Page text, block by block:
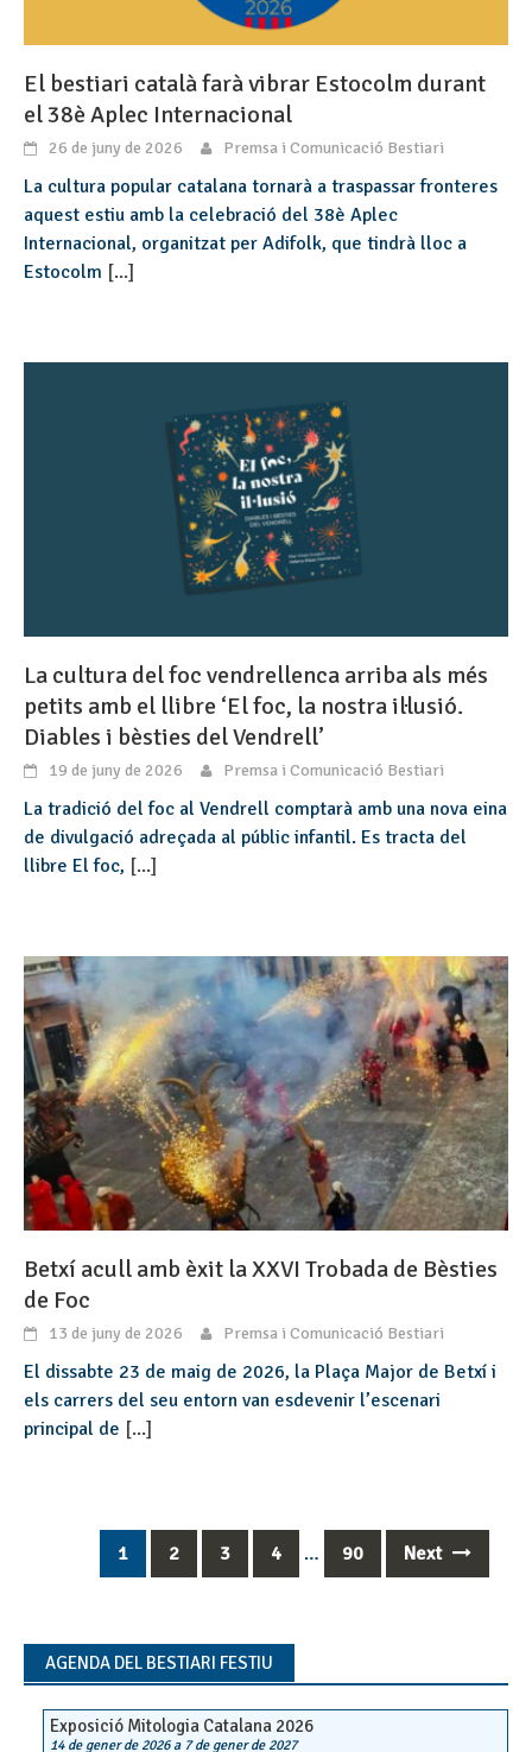
El bestiari català farà vibrar Estocolm durant
el 38è Aplec Internacional
26 de juny de 2026 Premsa i Comunicació Bestiari
La cultura popular catalana tornarà a traspassar fronteres
aquest estiu amb la celebració del 38è Aplec
Internacional, organitzat per Adifolk, que tindrà lloc a
Estocolm [...]
La cultura del foc vendrellenca arriba als més
petits amb el llibre ‘El foc, la nostra il·lusió.
Diables i bèsties del Vendrell’
19 de juny de 2026 Premsa i Comunicació Bestiari
La tradició del foc al Vendrell comptarà amb una nova eina
de divulgació adreçada al públic infantil. Es tracta del
llibre El foc, [...]
Betxí acull amb èxit la XXVI Trobada de Bèsties
de Foc
13 de juny de 2026 Premsa i Comunicació Bestiari
El dissabte 23 de maig de 2026, la Plaça Major de Betxí i
els carrers del seu entorn van esdevenir l’escenari
principal de [...]
1 2 3 4 … 90 Next
AGENDA DEL BESTIARI FESTIU
Exposició Mitologia Catalana 2026
14 de gener de 2026a 7 de gener de 2027